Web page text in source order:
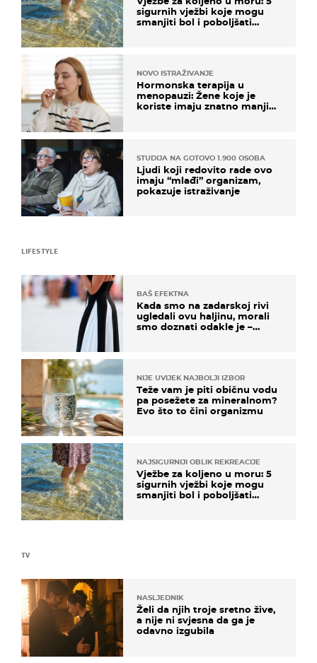
sigurnih vježbi koje mogu
smanjiti bol i poboljšati
NOVO ISTRAŽIVANJE
Hormonska terapija u
menopauzi: Žene koje je
koriste imaju znatno manji
STUDIJA NA GOTOVO 1.900 OSOBA
Ljudi koji redovito rade ovo
imaju “mlađi” organizam,
pokazuje istraživanje
TV
NASLJEDNIK
Želi da njih troje sretno žive,
a nije ni svjesna da ga je
odavno izgubila
LIFESTYLE
BAŠ EFEKTNA
Kada smo na zadarskoj rivi
ugledali ovu haljinu, morali
smo doznati odakle je –
NIJE UVIJEK NAJBOLJI IZBOR
Teže vam je piti običnu vodu
pa posežete za mineralnom?
Evo što to čini organizmu
NAJSIGURNIJI OBLIK REKREACIJE
Vježbe za koljeno u moru: 5
sigurnih vježbi koje mogu
smanjiti bol i poboljšati